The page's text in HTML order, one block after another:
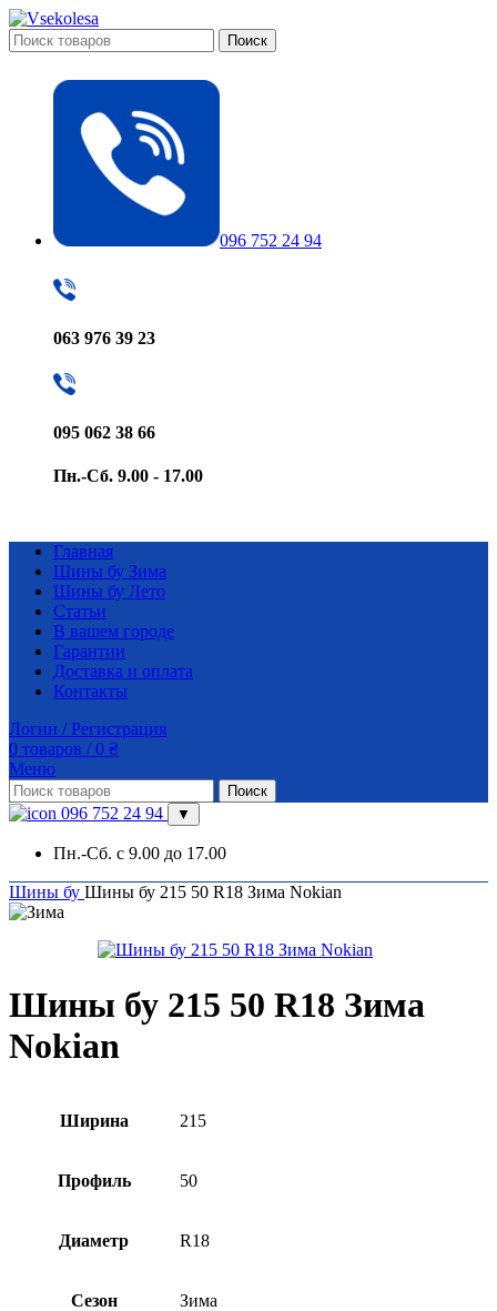
Поиск
096 752 24 94
063 976 39 23
095 062 38 66
Пн.-Сб. 9.00 - 17.00
Главная
Шины бу Зима
Шины бу Лето
Статьи
В вашем городе
Гарантии
Доставка и оплата
Контакты
Логин / Регистрация
0 товаров / 0 ₴
Меню
Поиск
096 752 24 94 ▼
Пн.-Сб. с 9.00 до 17.00
Шины бу Шины бу 215 50 R18 Зима Nokian
Шины бу 215 50 R18 Зима
Nokian
Ширина 215
Профиль 50
Диаметр R18
Сезон Зима